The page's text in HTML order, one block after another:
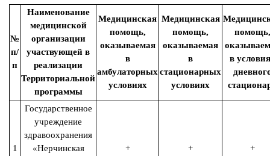
№
п/
п
Наименование
медицинской
организации
участвующей в
реализации
Территориальной
программы
Медицинская
помощь,
оказываемая
в
амбулаторных
условиях
Медицинская
помощь,
оказываемая
в
стационарных
условиях
помощь,
в
1
Государственное
учреждение
здравоохранения
«Нерчинская
+ + +